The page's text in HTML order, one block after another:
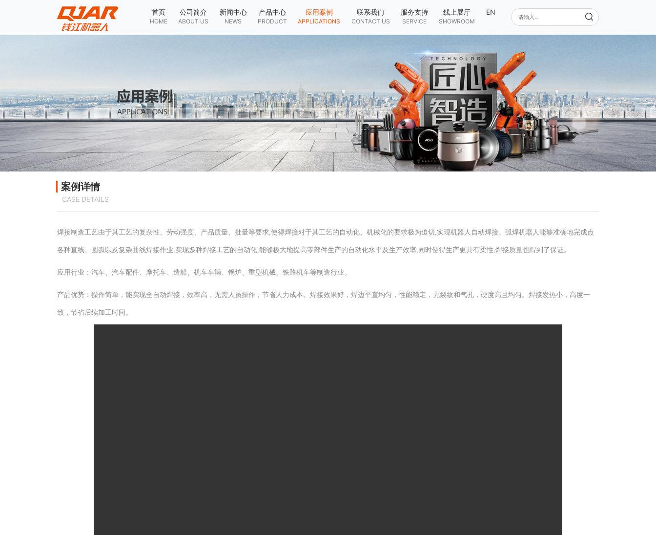
首页
HOME
公司简介
ABOUT US
新闻中心
NEWS
产品中心
PRODUCT
应用案例
APPLICATIONS
联系我们
CONTACT US
服务支持
SERVICE
线上展厅
SHOWROOM
EN
案例详情
CASE DETAILS
焊接制造工艺由于其工艺的复杂性、劳动强度、产品质量、批量等要求,使得焊接对于其工艺的自动化、机械化的要求极为迫切,实现机器人自动焊接。弧焊机器人能够准确地完成点
各种直线、圆弧以及复杂曲线焊接作业,实现多种焊接工艺的自动化,能够极大地提高零部件生产的自动化水平及生产效率,同时使得生产更具有柔性,焊接质量也得到了保证。
应用行业：汽车、汽车配件、摩托车、造船、机车车辆、锅炉、重型机械、铁路机车等制造行业。
产品优势：操作简单，能实现全自动焊接，效率高，无需人员操作，节省人力成本。焊接效果好，焊边平直均匀，性能稳定，无裂纹和气孔，硬度高且均匀。焊接发热小，高度一
致，节省后续加工时间。